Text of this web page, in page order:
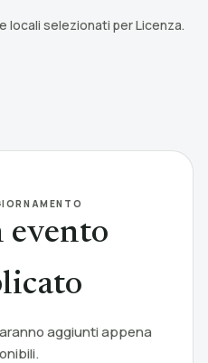
locali selezionati per Licenza.
evento
aggiunti appena